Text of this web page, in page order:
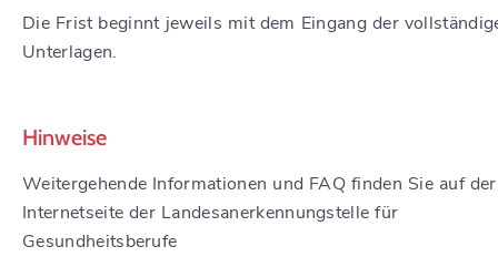
Die Frist beginnt jeweils mit dem Eingang der
Unterlagen.
Hinweise
Weitergehende Informationen und FAQ finden Sie auf der
Internetseite der Landesanerkennungstelle für
Gesundheitsberufe